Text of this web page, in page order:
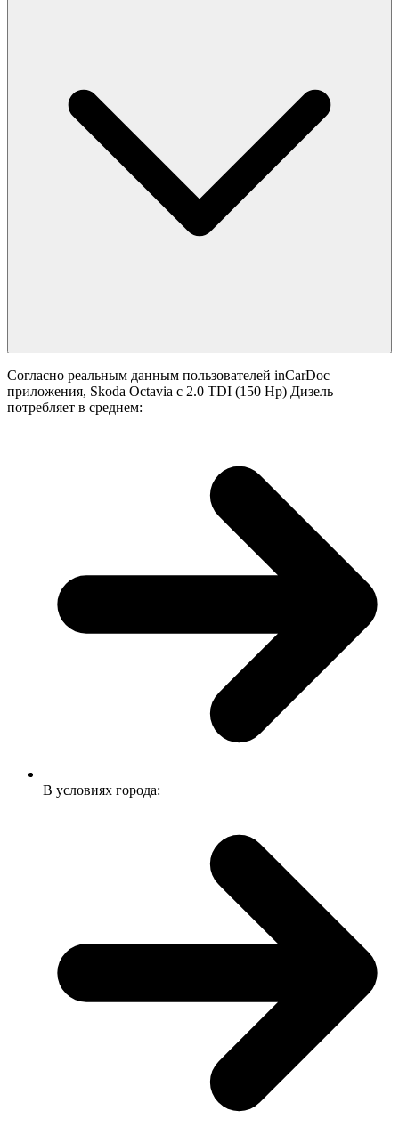
Согласно реальным данным пользователей inCarDoc
приложения, Skoda Octavia с 2.0 TDI (150 Hp) Дизель
потребляет в среднем:
В условиях города: